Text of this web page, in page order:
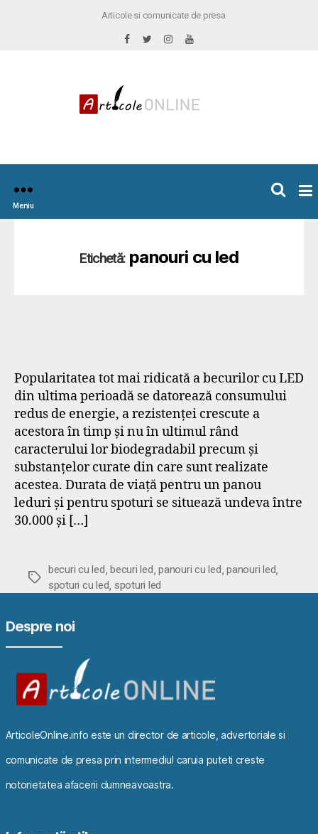
Articole si comunicate de presa
Meniu
Etichetă: panouri cu led
Popularitatea tot mai ridicată a becurilor cu LED
din ultima perioadă se datorează consumului
redus de energie, a rezistenței crescute a
acestora în timp și nu în ultimul rând
caracterului lor biodegradabil precum și
substanțelor curate din care sunt realizate
acestea. Durata de viață pentru un panou
leduri și pentru spoturi se situează undeva între
30.000 și […]
Etichete
becuri cu led,becuri led,panouri cu led,panouri led,
spoturi cu led, spoturi led
Despre noi
ArticoleOnline.info este un director de articole, advertoriale si
comunicate de presa prin intermediul caruia puteti creste
notorietatea afacerii dumneavoastra.